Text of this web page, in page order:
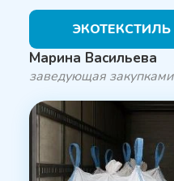
ЭКОТЕКСТИЛЬ
Марина Васильева
заведующая закупками